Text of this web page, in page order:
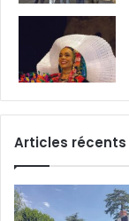
Articles récents